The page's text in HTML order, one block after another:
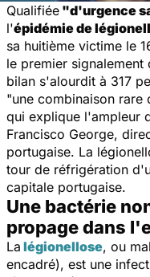
Qualifiée "d'urgence
l'épidémie de
sa huitième victime le
le premier signalement
bilan s'alourdit à 317
"une combinaison rare
qui explique l'ampleur
Francisco George,
portugaise. La
tour de réfrigération
capitale portugaise.
Une bactérie
propage dans
La légionellose, ou
encadré), est une